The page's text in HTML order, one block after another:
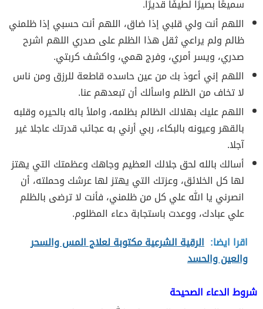
سميعًا بصيرًا لطيفًا قديرًا.
اللهم أنت ولي قلبي إذا ضاق، اللهم أنت حسبي إذا ظلمني
ظالم ولم يراعي ثقل هذا الظلم على صدري اللهم اشرح
صدري، ويسر أمري، وفرج همي، واكشف كربتي.
اللهم إني أعوذ بك من عين حاسده قاطعة للرزق ومن ناس
لا تخاف من الظلم واسألك أن تبعدهم عنا.
اللهم عليك بهلالك الظالم بظلمه، واملأ باله بالحيره وقلبه
بالقهر وعيونه بالبكاء، ربي أرني به عجائب قدرتك عاجلا غير
آجلا.
أسالك بالله لحق جلالك العظيم وجاهك وعظمتك التي يهتز
لها كل الخلائق، وعزتك التي يهتز لها عرشك وحملته، أن
انصرني يا الله علي كل من ظلمني، فأنت لا ترضى بالظلم
علي عبادك، ووعدت باستجابة دعاء المظلوم.
اقرا ايضا: الرقية الشرعية مكتوبة لعلاج المس والسحر
والعين والحسد
شروط الدعاء الصحيحة